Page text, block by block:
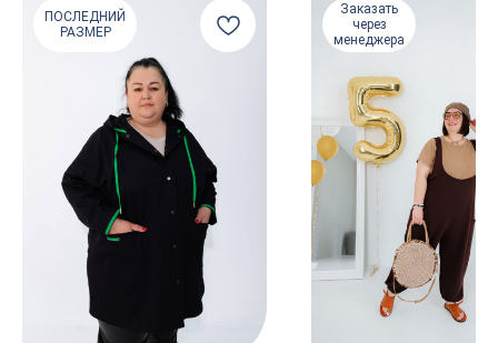
ПОСЛЕДНИЙ
РАЗМЕР
Заказать
через
менеджера